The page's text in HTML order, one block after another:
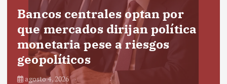
Bancos centrales optan por
que mercados dirijan política
monetaria pese a riesgos
geopolíticos
agosto 4, 2026